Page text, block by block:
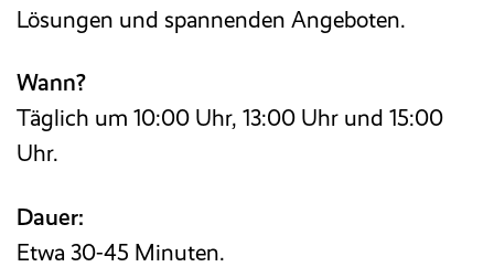
Lösungen und spannenden Angeboten.
Wann?
Täglich um 10:00 Uhr, 13:00 Uhr und 15:00
Uhr.
Dauer:
Etwa 30-45 Minuten.